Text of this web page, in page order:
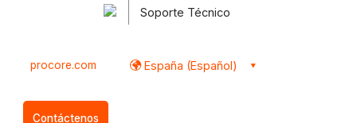
Soporte Técnico
procore.com España (Español)
Contáctenos